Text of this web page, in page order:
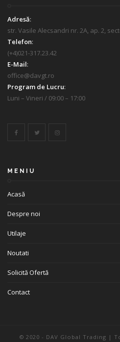
Adresă:
str. Vasile Alecsandri nr. 2A, ap. 2,
Telefon:
(+4)021-317.23.42
E-Mail:
office@davgt.ro
Program de Lucru:
Luni – Vineri / 09:00 – 17:00
MENIU
Acasă
Despre noi
Utilaje
Noutati
Solicită Ofertă
Contact
© 2020 - DAV Global Trading |